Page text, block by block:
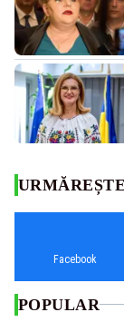
Facebook
POPULAR